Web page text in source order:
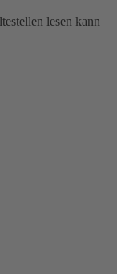
lesen kann